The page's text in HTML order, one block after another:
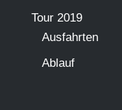
Tour 2019
Ausfahrten
Ablauf